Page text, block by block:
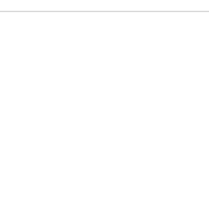
Moudon (VD)